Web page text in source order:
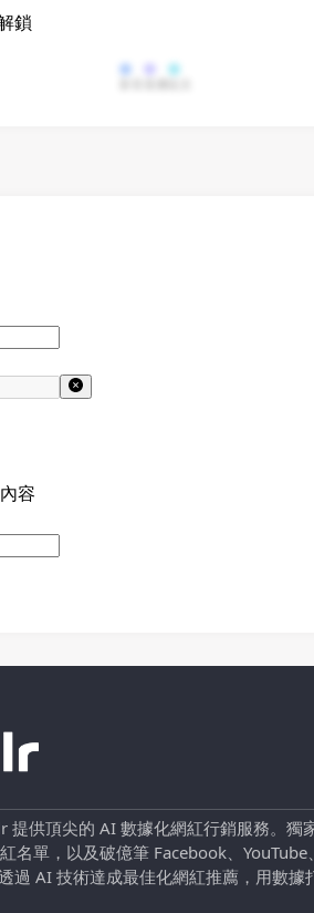
鎖
容
提供頂尖的 AI 數據化網紅行銷服務。獨
名單，以及破億筆 Facebook、
過 AI 技術達成最佳化網紅推薦，用數據